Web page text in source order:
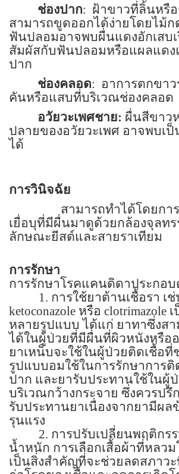
ช่องปาก: ฝ้าขาวที่ลิ้นหรื
สามารถขูดออกได้ง่ายโดยไม้
ฟันปลอมอาจพบผื่นแดงอักเสบเ
สัมผัสกับฟันปลอมหรือแผลแดง
ปาก
ช่องคลอด: อาการตกขา
คันหรือแสบที่บริเวณช่องคลอด
อวัยวะเพศชาย: ผื่นสีขาว
ปลายของอวัยวะเพศ อาจพบเ
ได้
การวินิจฉัย
สามารถทำได้โดยกา
เยื่อบุที่มีผื่นมาดูด้วยกล้องจุลท
ลักษณะยีสต์และสายราเทียม
การรักษา
การรักษาโรคแคนดิดาประกอบ
1. การใช้ยาต้านเชื้อรา เ
ketoconazole หรือ clotrimazole
หลายรูปแบบ ได้แก่ ยาทาซึ่งสา
ได้ในผู้ป่วยที่มีผื่นที่ผิวหนังหรือ
ยาเหน็บจะใช้ในผู้ป่วยติดเชื้อที่
รูปแบบอมใช้ในการรักษาการติ
ปาก และยารับประทานใช้ในผู้
บริเวณกว้างกระจาย ซึ่งควรป
รับประทานยาเนื่องจากยามีผล
รุนแรง
2. การปรับเปลี่ยนพฤติกร
น้ำหนัก การเลือกเสื้อผ้าที่หลวม
เป็นสิ่งสำคัญที่จะช่วยลดสภาวะ